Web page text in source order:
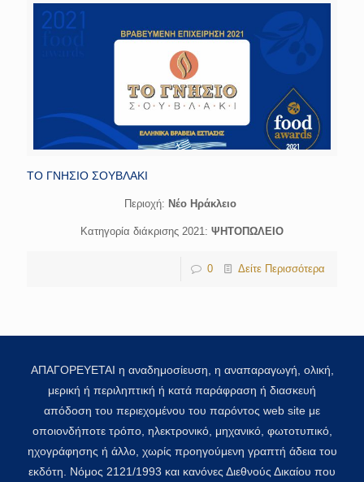
ΤΟ ΓΝΗΣΙΟ ΣΟΥΒΛΑΚΙ
Περιοχή: Νέο Ηράκλειο
Κατηγορία διάκρισης 2021: ΨΗΤΟΠΩΛΕΙΟ
0 Δείτε Περισσότερα
ΑΠΑΓΟΡΕΥΕΤΑΙ η αναδημοσίευση, η αναπαραγωγή, ολική,
μερική ή περιληπτική ή κατά παράφραση ή διασκευή
απόδοση του περιεχομένου του παρόντος web site με
οποιονδήποτε τρόπο, ηλεκτρονικό, μηχανικό, φωτοτυπικό,
ηχογράφησης ή άλλο, χωρίς προηγούμενη γραπτή άδεια του
εκδότη. Νόμος 2121/1993 και κανόνες Διεθνούς Δικαίου που